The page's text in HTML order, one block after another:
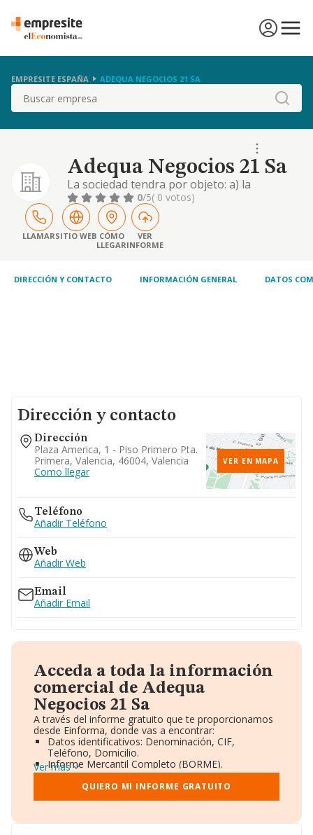
EMPRESITE ESPAÑA ADEQUA NEGOCIOS 21 SA
Buscar
Adequa Negocios 21 Sa
La sociedad tendra por objeto: a) la
compraventa e intermediacion de toda clase
de fincas rusticas y urbanas, la promocion y
construccion sobre las mismas de toda clase
de edificaciones, su rehabilitacion, venta o
arrend
0/5( 0 votos)
LLAMARSITIO WEB CÓMO
LLEGAR
VER
INFORME
DIRECCIÓN Y CONTACTO INFORMACIÓN GENERAL DATOS
Dirección y contacto
Dirección
Plaza America, 1 - Piso Primero Pta.
Primera, Valencia, 46004, Valencia
Como llegar
VER EN MAPA
Teléfono
Añadir Teléfono
Web
Añadir Web
Email
Añadir Email
Acceda a toda la información
comercial de Adequa
Negocios 21 Sa
A través del informe gratuito que te proporcionamos
desde Einforma, donde vas a encontrar:
Datos identificativos: Denominación, CIF,
Teléfono, Domicilio.
Informe Mercantil Completo (BORME).
Gráficos de Evolución Ventas y Empleados.
Consejo de Administración y Administradores.
Directivos y Ejecutivos.
Ver más
QUIERO MI INFORME GRATUITO